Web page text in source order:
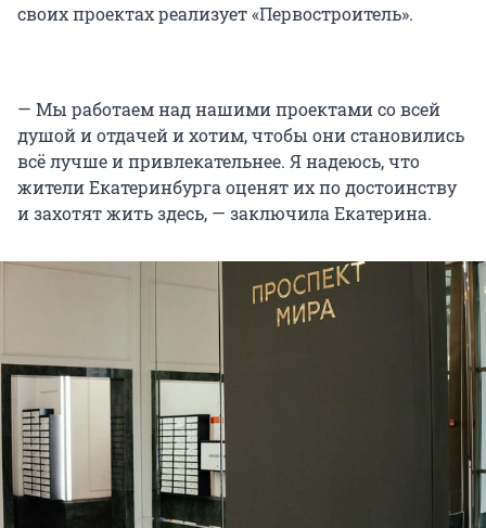
своих проектах реализует «Первостроитель».
— Мы работаем над нашими проектами со всей
душой и отдачей и хотим, чтобы они становились
всё лучше и привлекательнее. Я надеюсь, что
жители Екатеринбурга оценят их по достоинству
и захотят жить здесь, — заключила Екатерина.